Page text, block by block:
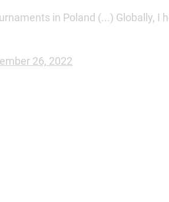
in Poland (...) Globally, I
26, 2022